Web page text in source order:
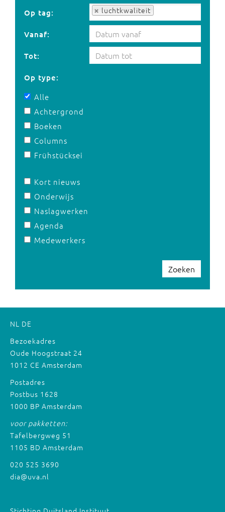
Op tag: luchtkwaliteit
Op tag:
Vanaf:
Tot:
Op type:
Alle
Achtergrond
Boeken
Columns
Frühstücksei
Kort nieuws
Onderwijs
Naslagwerken
Agenda
Medewerkers
Zoeken
NL DE
Bezoekadres
Oude Hoogstraat 24
1012 CE Amsterdam
Postadres
Postbus 1628
1000 BP Amsterdam
voor pakketten:
Tafelbergweg 51
1105 BD Amsterdam
020 525 3690
dia@uva.nl